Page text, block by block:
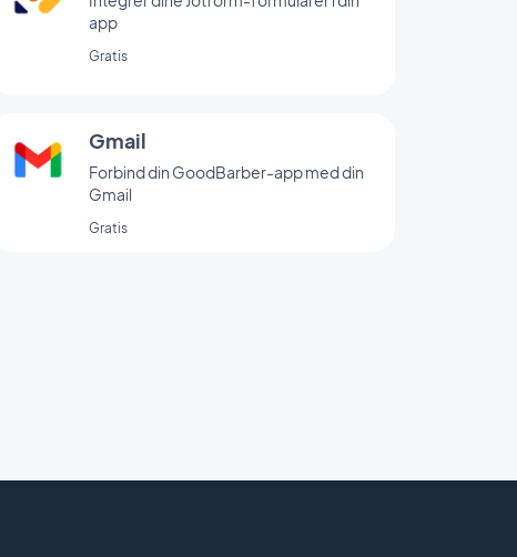
app
Gratis
Gmail
Forbind din GoodBarber-app med din
Gmail
Gratis